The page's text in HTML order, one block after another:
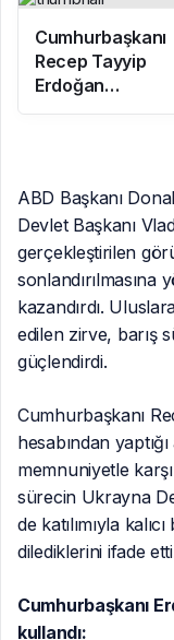
Cumhurbaşkanı
Recep Tayyip
Erdoğan
Başkanlığında
Süreci Oldu
ABD Başkanı
Devlet Başkanı
gerçekleştirilen
kazandırdı.
edilen zirve, barış
güçlendirdi.
Cumhurbaşkanı
hesabından
memnuniyetle
sürecin Ukrayna
de katılımıyla
dilediklerini ifade
Cumhurbaşkanı
kullandı: